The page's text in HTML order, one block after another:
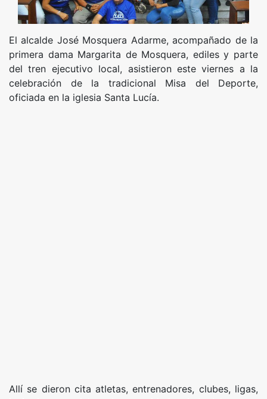
El alcalde José Mosquera Adarme, acompañado de la
primera dama Margarita de Mosquera, ediles y parte
del tren ejecutivo local, asistieron este viernes a la
celebración de la tradicional Misa del Deporte,
oficiada en la iglesia Santa Lucía.
Allí se dieron cita atletas, entrenadores, clubes, ligas,